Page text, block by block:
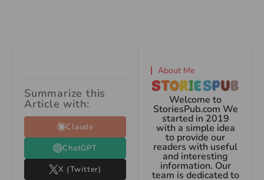
Summarize this
Article with:
Claude
ChatGPT
X (Twitter)
About Me
Welcome to
StoriesPub.com We
started in 2019
with a simple idea
to provide our
readers with useful
and interesting
information. Our
team is dedicated to